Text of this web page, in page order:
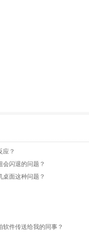
应？
会闪退的问题？
桌面这种问题？
件传送给我的同事？